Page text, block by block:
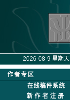
2026-08-9 星期天
作者专区
在线稿件系统
新作者注册